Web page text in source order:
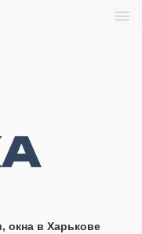
окна в Харькове